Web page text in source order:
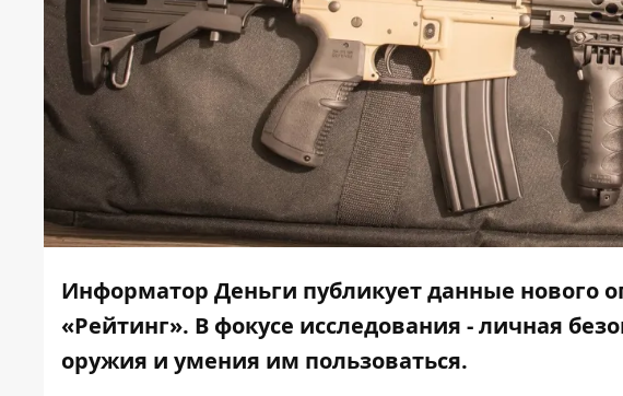
Информатор Деньги публикует данные нового
«Рейтинг». В фокусе исследования - личная
оружия и умения им пользоваться.